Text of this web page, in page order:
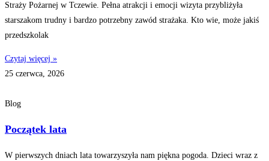
Straży Pożarnej w Tczewie. Pełna atrakcji i emocji wizyta przybliżyła
starszakom trudny i bardzo potrzebny zawód strażaka. Kto wie, może jakiś
przedszkolak
Czytaj więcej »
25 czerwca, 2026
Blog
Początek lata
W pierwszych dniach lata towarzyszyła nam piękna pogoda. Dzieci wraz z